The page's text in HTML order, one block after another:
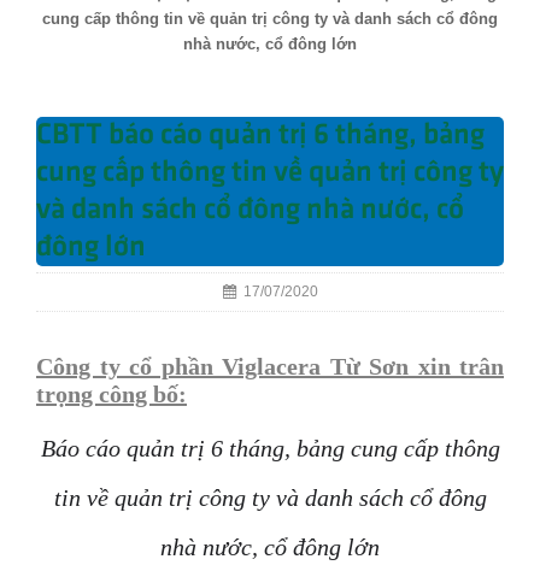
cung cấp thông tin về quản trị công ty và danh sách cổ đông
nhà nước, cổ đông lớn
CBTT báo cáo quản trị 6 tháng, bảng
cung cấp thông tin về quản trị công ty
và danh sách cổ đông nhà nước, cổ
đông lớn
17/07/2020
Công ty cổ phần Viglacera Từ Sơn xin trân
trọng công bố:
Báo cáo quản trị 6 tháng, bảng cung cấp thông
tin về quản trị công ty và danh sách cổ đông
nhà nước, cổ đông lớn